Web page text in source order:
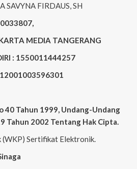
SAVYNA FIRDAUS, SH
MEDIA TANGERANG
: 1550011444257
40 Tahun 1999, Undang-Undang
Tahun 2002 Tentang Hak Cipta.
(WKP) Sertifikat Elektronik.